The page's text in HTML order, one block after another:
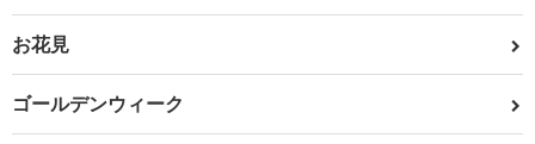
お花見
ゴールデンウィーク